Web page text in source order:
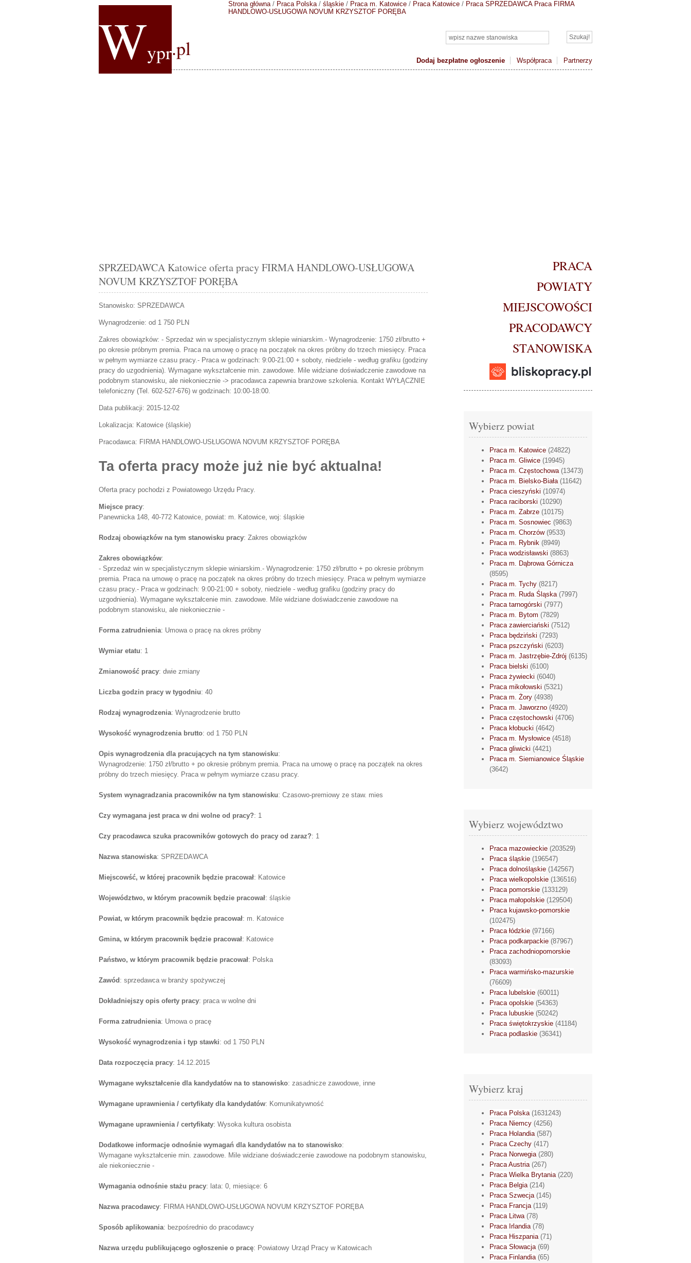
Wypr.pl
Dodaj bezpłatne ogłoszenie Współpraca Partnerzy
Strona główna/ Praca Polska/ śląskie / Praca m. Katowice / Praca Katowice / Praca SPRZEDAWCA Praca FIRMA
HANDLOWO-USŁUGOWA NOVUM KRZYSZTOF PORĘBA
SPRZEDAWCA Katowice oferta pracy FIRMA HANDLOWO-USŁUGOWA
NOVUM KRZYSZTOF PORĘBA
Stanowisko: SPRZEDAWCA
Wynagrodzenie: od 1 750 PLN
Zakres obowiązków: - Sprzedaż win w specjalistycznym sklepie winiarskim.- Wynagrodzenie: 1750 zł/brutto +
po okresie próbnym premia. Praca na umowę o pracę na początek na okres próbny do trzech miesięcy. Praca
w pełnym wymiarze czasu pracy.- Praca w godzinach: 9:00-21:00 + soboty, niedziele - według grafiku (godziny
pracy do uzgodnienia). Wymagane wykształcenie min. zawodowe. Mile widziane doświadczenie zawodowe na
podobnym stanowisku, ale niekoniecznie -> pracodawca zapewnia branżowe szkolenia. Kontakt WYŁĄCZNIE
telefoniczny (Tel. 602-527-676) w godzinach: 10:00-18:00.
Data publikacji: 2015-12-02
Lokalizacja: Katowice (śląskie)
Pracodawca: FIRMA HANDLOWO-USŁUGOWA NOVUM KRZYSZTOF PORĘBA
Ta oferta pracy może już nie być aktualna!
Oferta pracy pochodzi z Powiatowego Urzędu Pracy.
Miejsce pracy:
Panewnicka 148, 40-772 Katowice, powiat: m. Katowice, woj: śląskie
Rodzaj obowiązków na tym stanowisku pracy: Zakres obowiązków
Zakres obowiązków:
- Sprzedaż win w specjalistycznym sklepie winiarskim.- Wynagrodzenie: 1750 zł/brutto + po okresie próbnym
premia. Praca na umowę o pracę na początek na okres próbny do trzech miesięcy. Praca w pełnym wymiarze
czasu pracy.- Praca w godzinach: 9:00-21:00 + soboty, niedziele - według grafiku (godziny pracy do
uzgodnienia). Wymagane wykształcenie min. zawodowe. Mile widziane doświadczenie zawodowe na
podobnym stanowisku, ale niekoniecznie -
Forma zatrudnienia: Umowa o pracę na okres próbny
Wymiar etatu: 1
Zmianowość pracy: dwie zmiany
Liczba godzin pracy w tygodniu: 40
Rodzaj wynagrodzenia: Wynagrodzenie brutto
Wysokość wynagrodzenia brutto: od 1 750 PLN
Opis wynagrodzenia dla pracujących na tym stanowisku:
Wynagrodzenie: 1750 zł/brutto + po okresie próbnym premia. Praca na umowę o pracę na początek na okres
próbny do trzech miesięcy. Praca w pełnym wymiarze czasu pracy.
System wynagradzania pracowników na tym stanowisku: Czasowo-premiowy ze staw. mies
Czy wymagana jest praca w dni wolne od pracy?: 1
Czy pracodawca szuka pracowników gotowych do pracy od zaraz?: 1
Nazwa stanowiska: SPRZEDAWCA
Miejscowść, w której pracownik będzie pracował: Katowice
Województwo, w którym pracownik będzie pracował: śląskie
Powiat, w którym pracownik będzie pracował: m. Katowice
Gmina, w którym pracownik będzie pracował: Katowice
Państwo, w którym pracownik będzie pracował: Polska
Zawód : sprzedawca w branży spożywczej
Dokładniejszy opis oferty pracy: praca w wolne dni
Forma zatrudnienia: Umowa o pracę
Wysokość wynagrodzenia i typ stawki: od 1 750 PLN
Data rozpoczęcia pracy: 14.12.2015
Wymagane wykształcenie dla kandydatów na to stanowisko: zasadnicze zawodowe, inne
Wymagane uprawnienia / certyfikaty dla kandydatów: Komunikatywność
Wymagane uprawnienia / certyfikaty: Wysoka kultura osobista
Dodatkowe informacje odnośnie wymagań dla kandydatów na to stanowisko:
Wymagane wykształcenie min. zawodowe. Mile widziane doświadczenie zawodowe na podobnym stanowisku,
ale niekoniecznie -
Wymagania odnośnie stażu pracy: lata: 0, miesiące: 6
Nazwa pracodawcy: FIRMA HANDLOWO-USŁUGOWA NOVUM KRZYSZTOF PORĘBA
Sposób aplikowania: bezpośrednio do pracodawcy
Nazwa urzędu publikującego ogłoszenie o pracę: Powiatowy Urząd Pracy w Katowicach
PRACA
POWIATY
MIEJSCOWOŚCI
PRACODAWCY
STANOWISKA
Wybierz powiat
Praca m. Katowice (24822)
Praca m. Gliwice (19945)
Praca m. Częstochowa(13473)
Praca m. Bielsko-Biała(11642)
Praca cieszyński (10974)
Praca raciborski (10290)
Praca m. Zabrze (10175)
Praca m. Sosnowiec (9863)
Praca m. Chorzów(9533)
Praca m. Rybnik (8949)
Praca wodzisławski (8863)
Praca m. Dąbrowa Górnicza
(8595)
Praca m. Tychy (8217)
Praca m. Ruda Śląska(7997)
Praca tarnogórski (7977)
Praca m. Bytom (7829)
Praca zawierciański (7512)
Praca będziński (7293)
Praca pszczyński (6203)
Praca m. Jastrzębie-Zdrój (6135)
Praca bielski (6100)
Praca żywiecki (6040)
Praca mikołowski (5321)
Praca m. Żory (4938)
Praca m. Jaworzno (4920)
Praca częstochowski (4706)
Praca kłobucki (4642)
Praca m. Mysłowice (4518)
Praca gliwicki (4421)
Praca m. Siemianowice Śląskie
(3642)
Wybierz województwo
Praca mazowieckie (203529)
Praca śląskie (196547)
Praca dolnośląskie (142567)
Praca wielkopolskie (136516)
Praca pomorskie (133129)
Praca małopolskie (129504)
Praca kujawsko-pomorskie
(102475)
Praca łódzkie (97166)
Praca podkarpackie (87967)
Praca zachodniopomorskie
(83093)
Praca warmińsko-mazurskie
(76609)
Praca lubelskie (60011)
Praca opolskie (54363)
Praca lubuskie (50242)
Praca świętokrzyskie (41184)
Praca podlaskie (36341)
Wybierz kraj
Praca Polska(1631243)
Praca Niemcy (4256)
Praca Holandia(587)
Praca Czechy (417)
Praca Norwegia(280)
Praca Austria(267)
Praca Wielka Brytania(220)
Praca Belgia(214)
Praca Szwecja(145)
Praca Francja(119)
Praca Litwa(78)
Praca Irlandia(78)
Praca Hiszpania(71)
Praca Słowacja(69)
Praca Finlandia(65)